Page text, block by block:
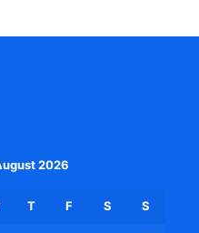
2026
T F S S